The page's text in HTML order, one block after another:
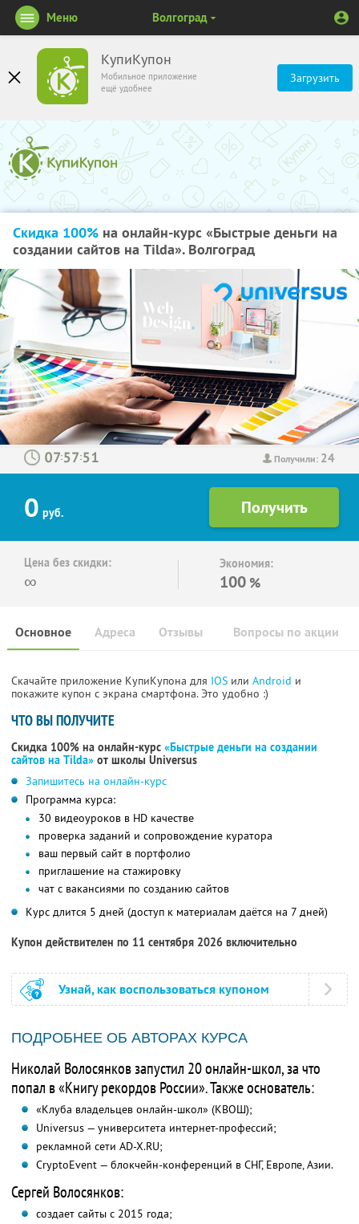
КупиКупон
Мобильное приложение
ещё удобнее
Загрузить
Меню Волгоград
Скидка 100% на онлайн-курс «Быстрые деньги на
создании сайтов на Tilda». Волгоград
Получили: 24
: :
0 руб.
Цена без скидки:
∞
Экономия:
100 %
Основное Отзывы Вопросы по акции
Адреса
Скачайте приложение КупиКупона для IOS или Android и
покажите купон с экрана смартфона. Это удобно :)
ЧТО ВЫ ПОЛУЧИТЕ
Скидка 100% на онлайн-курс «Быстрые деньги на создании
сайтов на Tilda» от школы Universus
Запишитесь на онлайн-курс
Программа курса:
30 видеоуроков в HD качестве
проверка заданий и сопровождение куратора
ваш первый сайт в портфолио
приглашение на стажировку
чат с вакансиями по созданию сайтов
Курс длится 5 дней (доступ к материалам даётся на 7 дней)
Купон действителен по 11 сентября 2026 включительно
Узнай, как воспользоваться купоном
ПОДРОБНЕЕ ОБ АВТОРАХ КУРСА
Николай Волосянков запустил 20 онлайн-школ, за что
попал в «Книгу рекордов России». Также основатель:
«Клуба владельцев онлайн-школ» (КВОШ);
Universus — университета интернет-профессий;
рекламной сети AD-X.RU;
CryptoEvent — блокчейн-конференций в СНГ, Европе, Азии.
Сергей Волосянков:
создает сайты с 2015 года;